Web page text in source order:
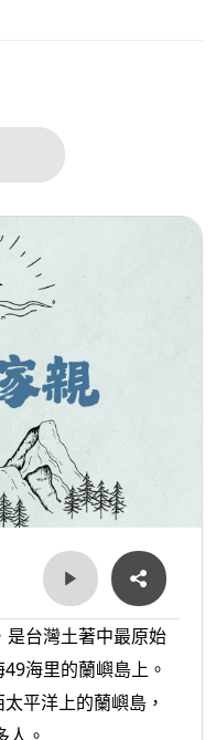
是台灣土著中最原始
海里的蘭嶼島上。
平洋上的蘭嶼島，